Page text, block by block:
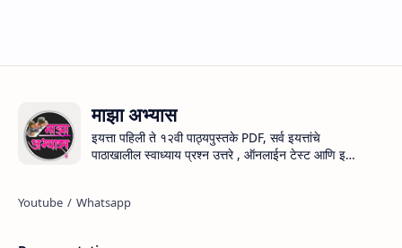
माझा अभ्यास
इयत्ता पहिली ते १२वी पाठ्यपुस्तके PDF, सर्व इयत्तांचे
पाठाखालील स्वाध्याय प्रश्न उत्तरे , ऑनलाईन टेस्ट आणि इतर